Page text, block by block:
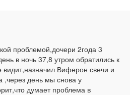
проблемой,дочери 2года 3
в ночь 37,8 утром обратились к
видит,назначил Виферон свечи и
,через день мы снова у
думает проблема в